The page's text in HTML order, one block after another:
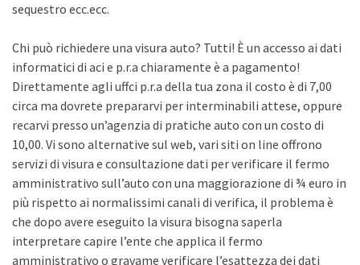
sequestro ecc.ecc.
Chi può richiedere una visura auto? Tutti! È un accesso ai dati
informatici di aci e p.r.a chiaramente è a pagamento!
Direttamente agli uffci p.r.a della tua zona il costo è di 7,00
circa ma dovrete prepararvi per interminabili attese, oppure
recarvi presso un’agenzia di pratiche auto con un costo di
10,00. Vi sono alternative sul web, vari siti on line offrono
servizi di visura e consultazione dati per verificare il fermo
amministrativo sull’auto con una maggiorazione di ¾ euro in
più rispetto ai normalissimi canali di verifica, il problema è
che dopo avere eseguito la visura bisogna saperla
interpretare capire l’ente che applica il fermo
amministrativo o gravame verificare l’esattezza dei dati